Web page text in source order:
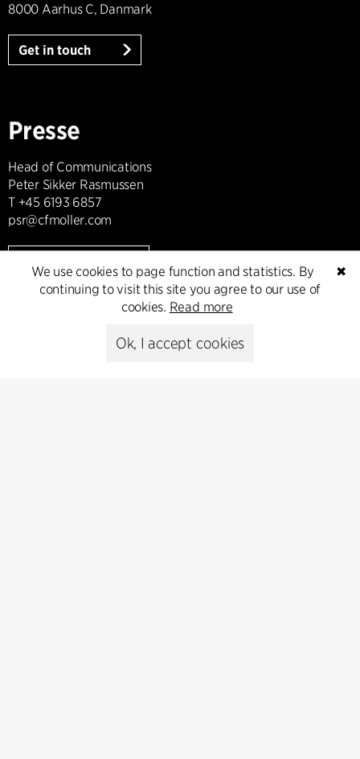
8000 Aarhus C, Danmark
Get in touch
Presse
Head of Communications
Peter Sikker Rasmussen
T +45 6193 6857
psr@cfmoller.com
Subscribe
✖
We use cookies to page function and statistics. By
continuing to visit this site you agree to our use of
cookies. Read more
Ok, I accept cookies